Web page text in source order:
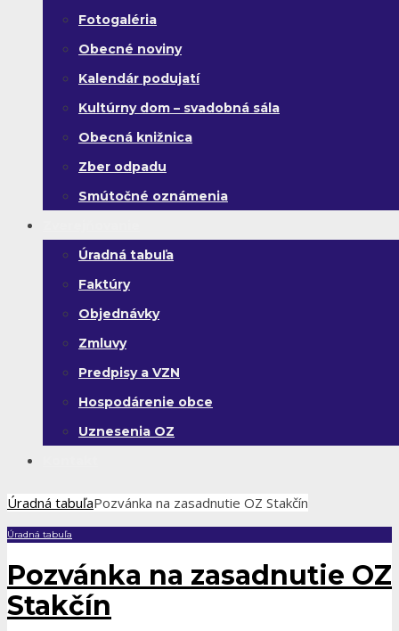
Fotogaléria
Obecné noviny
Kalendár podujatí
Kultúrny dom – svadobná sála
Obecná knižnica
Zber odpadu
Smútočné oznámenia
Úradná tabuľa
Faktúry
Objednávky
Zmluvy
Predpisy a VZN
Hospodárenie obce
Uznesenia OZ
Úradná tabuľaPozvánka na zasadnutie OZ Stakčín
Úradná tabuľa
Pozvánka na zasadnutie OZ
Stakčín